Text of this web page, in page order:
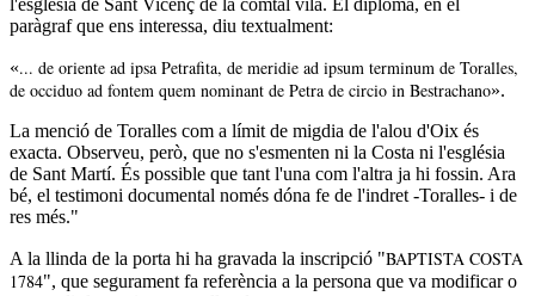
paràgraf que ens interessa, diu textualment:
«... de oriente ad ipsa Petrafita, de meridie ad ipsum terminum de Toralles,
de occiduo ad fontem quem nominant de Petra de circio in Bestrachano».
La menció de Toralles com a lí­mit de migdia de l'alou d'Oix és
exacta. Observeu, però, que no s'esmenten ni la Costa ni l'església
de Sant Martí­. És possible que tant l'una com l'altra ja hi fossin. Ara
bé, el testimoni documental només dóna fe de l'indret -Toralles- i de
res més."
A la llinda de la porta hi ha gravada la inscripció "BAPTISTA COSTA
1784", que segurament fa referència a la persona que va modificar o